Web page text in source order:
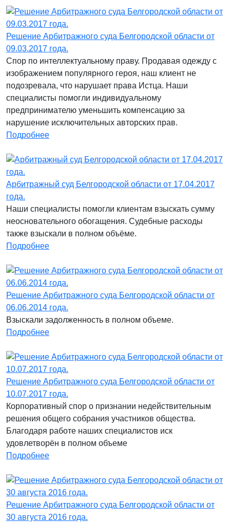
Решение Арбитражного суда Белгородской области от
09.03.2017 года.
Спор по интеллектуальному праву. Продавая одежду с
изображением популярного героя, наш клиент не
подозревала, что нарушает права Истца. Наши
специалисты помогли индивидуальному
предпринимателю уменьшить компенсацию за
нарушение исключительных авторских прав.
Подробнее
Арбитражный суд Белгородской области от 17.04.2017
года.
Наши специалисты помогли клиентам взыскать сумму
неосновательного обогащения. Судебные расходы
также взыскали в полном объёме.
Подробнее
Решение Арбитражного суда Белгородской области от
06.06.2014 года.
Взыскали задолженность в полном объеме.
Подробнее
Решение Арбитражного суда Белгородской области от
10.07.2017 года.
Корпоративный спор о признании недействительным
решения общего собрания участников общества.
Благодаря работе наших специалистов иск
удовлетворён в полном объеме
Подробнее
Решение Арбитражного суда Белгородской области от
30 августа 2016 года.